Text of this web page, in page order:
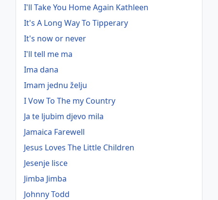
I'll Take You Home Again Kathleen
It's A Long Way To Tipperary
It's now or never
I'll tell me ma
Ima dana
Imam jednu želju
I Vow To The my Country
Ja te ljubim djevo mila
Jamaica Farewell
Jesus Loves The Little Children
Jesenje lisce
Jimba Jimba
Johnny Todd